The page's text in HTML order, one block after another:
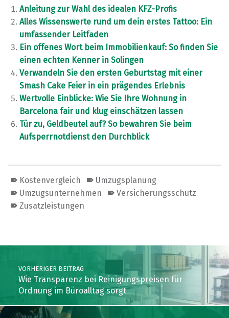
Anleitung zur Wahl des idealen KFZ-Profis
Alles Wissenswerte rund um dein erstes Tattoo: Ein
umfassender Leitfaden
Ein offenes Wort beim Immobilienkauf: So finden Sie
einen echten Kenner in Solingen
Verwandeln Sie den ersten Geburtstag mit einer
Smash Cake Feier in ein prägendes Erlebnis
Wertvolle Einblicke: Wie Sie Ihre Wohnung in
Barcelona fair und klug einschätzen lassen
Tür zu, Geldbeutel auf? So bewahren Sie beim
Aufsperrnotdienst den Durchblick
Kostenvergleich
Umzugsplanung
Umzugsunternehmen
Versicherungsschutz
Zusatzleistungen
Post navigation
VORHERIGER BEITRAG
Wie Transparenz bei Reinigungspreisen für
Ordnung im Büroalltag sorgt